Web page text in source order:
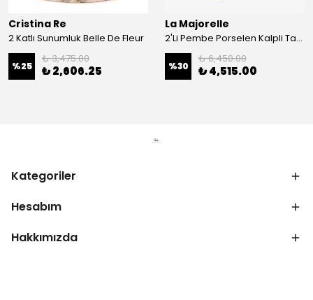
Cristina Re
2 Katlı Sunumluk Belle De Fleur
%25
₺ 3,475.00
₺ 2,606.25
La Majorelle
2'Li Pembe Porselen Kalpli Tabak 21,5 Cm La Majorelle
%30
₺ 6,450.00
₺ 4,515.00
Kategoriler
Hesabım
Hakkımızda